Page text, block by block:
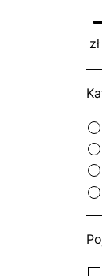
zł